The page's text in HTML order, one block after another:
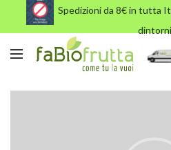
Spedizioni da 8€ in tutta
dintorni
Leo uteu